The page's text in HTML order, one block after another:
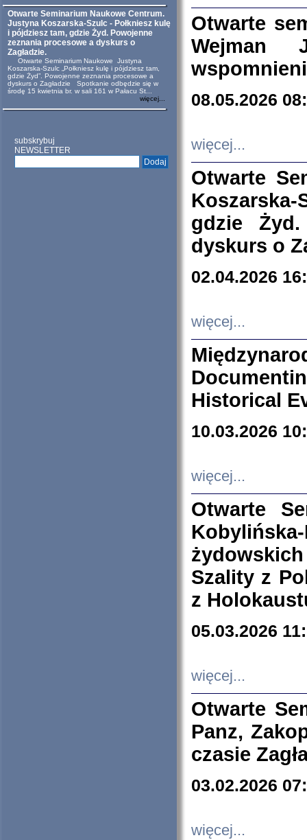
Otwarte Seminarium Naukowe Centrum.
Justyna Koszarska-Szulc - Połkniesz kulę
i pójdziesz tam, gdzie Żyd. Powojenne
zeznania procesowe a dyskurs o
Zagładzie.
Otwarte Seminarium Naukowe Justyna
Koszarska-Szulc „Połkniesz kulę i pójdziesz tam,
gdzie Żyd”. Powojenne zeznania procesowe a
dyskurs o Zagładzie Spotkanie odbędzie się w
środę 15 kwietnia br. w sali 161 w Pałacu St...
więcej...
subskrybuj
NEWSLETTER
Otwarte
Wejman
08.05.2026
więcej...
Otwarte
Koszarska-
gdzie
dyskurs o
02.04.2026
więcej...
Historical
10.03.2026
więcej...
Otwarte
Szality z
z
05.03.2026
więcej...
Otwarte
Panz,
czasie
03.02.2026
więcej...